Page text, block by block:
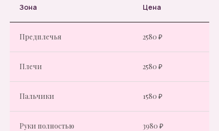
Зона Цена
Предплечья 2580 ₽
Плечи 2580 ₽
Пальчики 1580 ₽
Руки полностью 3980 ₽
С вами может работать только
медицинское образование.
качества.
Гарантируем полную
стерильность инструментов.
Конфиденциальность.